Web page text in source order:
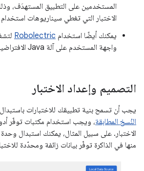
المستخدمين على التطبيق المستهدَف،
الاختبار التي تغطي سيناريوهات
يمكنك أيضًا استخدام Robolectric
واجهة المستخدم على آلة Java الافتراضية.
التصميم وإعداد الاختبار
يجب أن تسمح بنية تطبيقك للاختبارات
النُسخ المطابقة، ويجب استخدام مكتبات توفّر
الاختبار. على سبيل المثال، يمكنك استبدال
منها في الذاكرة توفّر بيانات زائفة ومحدّدة